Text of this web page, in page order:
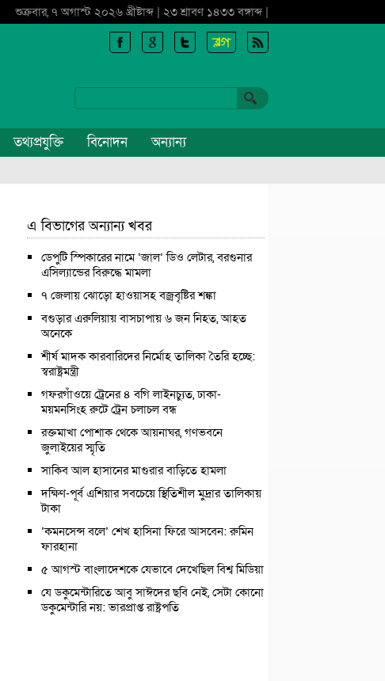
শুক্রবার, ৭ অগাস্ট ২০২৬ খ্রীষ্টাব্দ | ২৩ শ্রাবণ ১৪৩৩ বঙ্গাব্দ |
তথ্যপ্রযুক্তি বিনোদন অন্যান্য
এ বিভাগের অন্যান্য খবর
ডেপুটি স্পিকারের নামে ‘জাল’ ডিও লেটার, বরগুনার
এসিল্যান্ডের বিরুদ্ধে মামলা
৭ জেলায় ঝোড়ো হাওয়াসহ বজ্রবৃষ্টির শঙ্কা
বগুড়ার এরুলিয়ায় বাসচাপায় ৬ জন নিহত, আহত
অনেকে
শীর্ষ মাদক কারবারিদের নির্মোহ তালিকা তৈরি হচ্ছে:
স্বরাষ্ট্রমন্ত্রী
গফরগাঁওয়ে ট্রেনের ৪ বগি লাইনচ্যুত, ঢাকা-
ময়মনসিংহ রুটে ট্রেন চলাচল বন্ধ
রক্তমাখা পোশাক থেকে আয়নাঘর, গণভবনে
জুলাইয়ের স্মৃতি
সাকিব আল হাসানের মাগুরার বাড়িতে হামলা
দক্ষিণ-পূর্ব এশিয়ার সবচেয়ে স্থিতিশীল মুদ্রার তালিকায়
টাকা
‘কমনসেন্স বলে’ শেখ হাসিনা ফিরে আসবেন: রুমিন
ফারহানা
৫ আগস্ট বাংলাদেশকে যেভাবে দেখেছিল বিশ্ব মিডিয়া
যে ডকুমেন্টারিতে আবু সাঈদের ছবি নেই, সেটা কোনো
ডকুমেন্টারি নয়: ভারপ্রাপ্ত রাষ্ট্রপতি